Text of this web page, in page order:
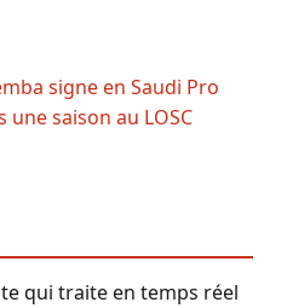
signe en Saudi Pro
une saison au LOSC
qui traite en temps réel